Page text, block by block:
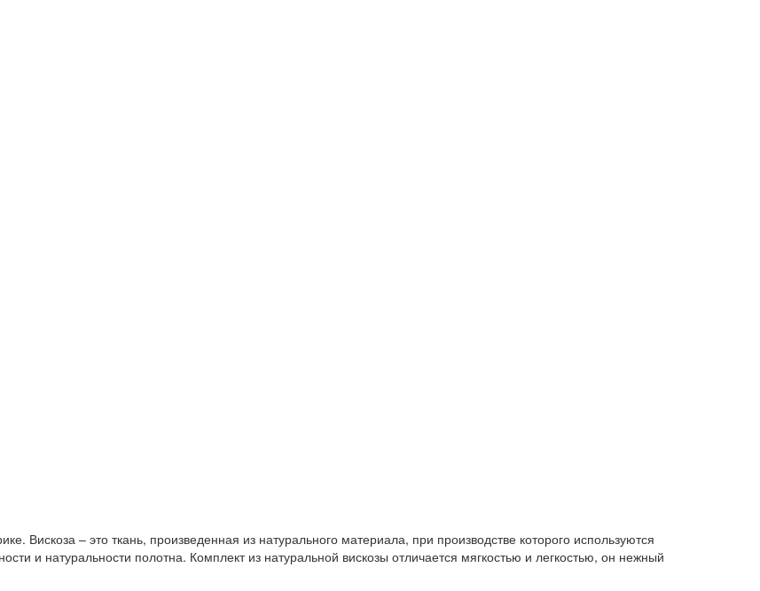
Вискоза – это ткань, произведенная из натурального материала, при производстве которого используются
и натуральности полотна. Комплект из натуральной вискозы отличается мягкостью и легкостью, он нежный